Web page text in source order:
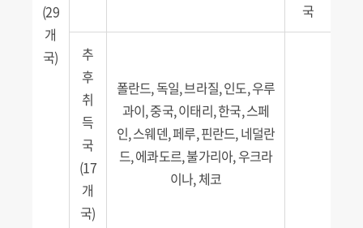
(29
개
국)
국
추
후
취
득
국
(17
개
국)
폴란드, 독일, 브라질, 인도, 우루
과이, 중국, 이태리, 한국, 스페
인, 스웨덴, 페루, 핀란드, 네덜란
드, 에콰도르, 불가리아, 우크라
이나, 체코